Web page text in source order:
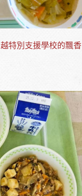
特別支援學校的飄